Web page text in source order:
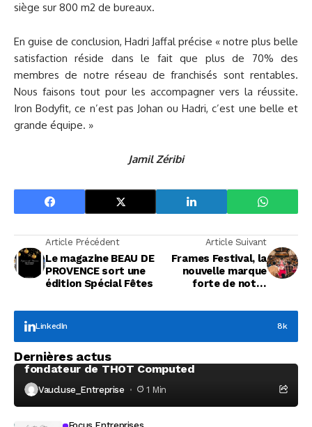
siège sur 800 m2 de bureaux.
En guise de conclusion, Hadri Jaffal précise « notre plus belle
satisfaction réside dans le fait que plus de 70% des
membres de notre réseau de franchisés sont rentables.
Nous faisons tout pour les accompagner vers la réussite.
Iron Bodyfit, ce n’est pas Johan ou Hadri, c’est une belle et
grande équipe. »
Jamil Zéribi
Article Précédent
Le magazine BEAU DE
PROVENCE sort une
édition Spécial Fêtes
Article Suivant
Frames Festival, la
nouvelle marque
forte de notre
LinkedIn 8k
Dernières actus
À la rencontre de Christophe Coeffier, dirigeant
fondateur de THOT Computed
Vaucluse_Entreprise 1 Min